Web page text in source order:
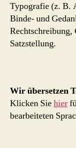
Typografie (z. B.
Binde- und
Rechtschreibung,
Satzstellung.
Wir übersetzen
Klicken Siehier
bearbeiteten